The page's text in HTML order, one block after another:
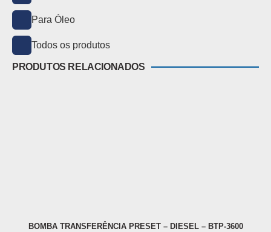
Para Óleo
Todos os produtos
PRODUTOS RELACIONADOS
BOMBA TRANSFERÊNCIA PRESET – DIESEL – BTP-3600